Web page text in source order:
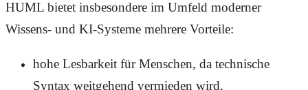
HUML bietet insbesondere im Umfeld moderner
Wissens- und KI-Systeme mehrere Vorteile:
hohe Lesbarkeit für Menschen, da technische
Syntax weitgehend vermieden wird,